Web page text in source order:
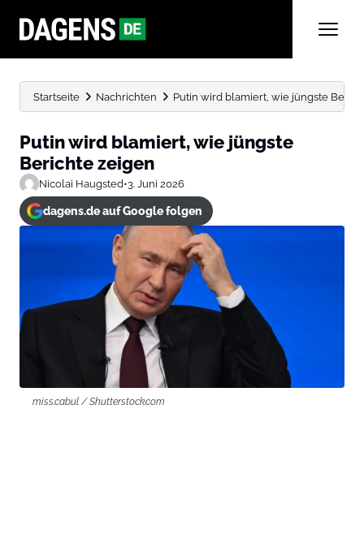
Startseite Nachrichten Putin wird blamiert, wie jüngste
Putin wird blamiert, wie jüngste
Berichte zeigen
Nicolai Haugsted•3. Juni 2026
dagens.de auf Google folgen
miss.cabul / Shutterstock.com